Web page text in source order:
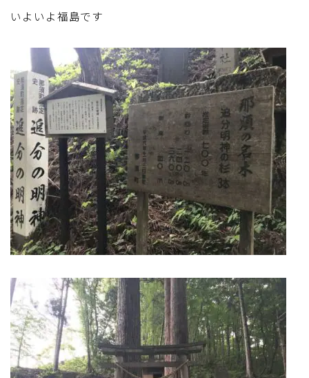
いよいよ福島です